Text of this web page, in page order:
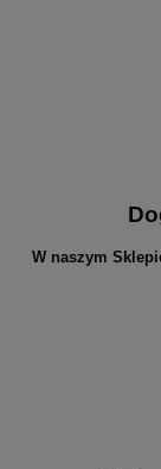
W naszym